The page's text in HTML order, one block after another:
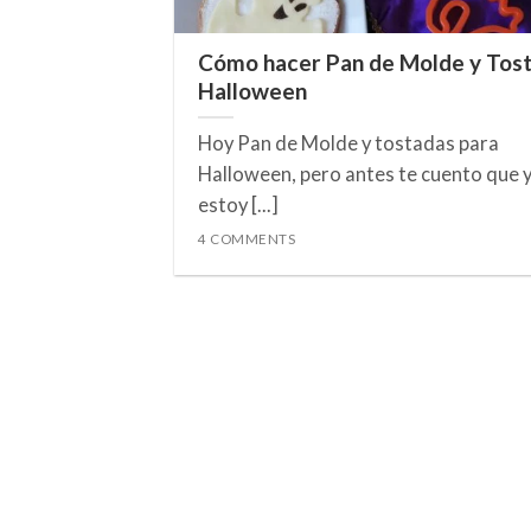
Cómo hacer Pan de Molde y
Halloween
Hoy Pan de Molde y tostadas para
Halloween, pero antes te cuento que
estoy [...]
4 COMMENTS